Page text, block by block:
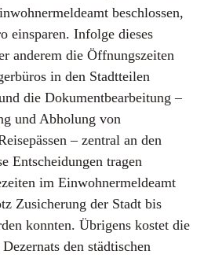
beschlossen,
einsparen. Infolge dieses
anderem die Öffnungszeiten
in den Stadtteilen
die Dokumentbearbeitung –
und Abholung von
– zentral an den
Entscheidungen tragen
im Einwohnermeldeamt
Zusicherung der Stadt bis
konnten. Übrigens kostet die
den städtischen